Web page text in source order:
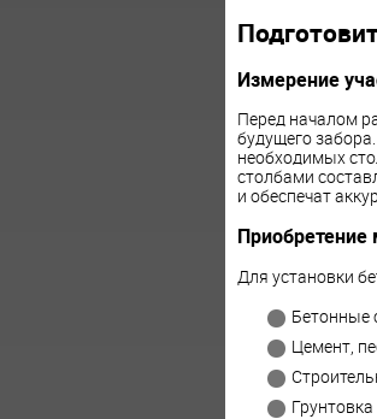
Измерение
Перед началом
будущего
необходимых
столбами
и обеспечат
Приобретение
Для установки
Бетонные
Цемент,